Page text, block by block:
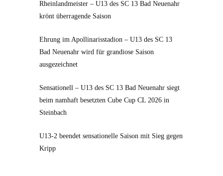
Rheinlandmeister – U13 des SC 13 Bad Neuenahr
krönt überragende Saison
Ehrung im Apollinarisstadion – U13 des SC 13
Bad Neuenahr wird für grandiose Saison
ausgezeichnet
Sensationell – U13 des SC 13 Bad Neuenahr siegt
beim namhaft besetzten Cube Cup CL 2026 in
Steinbach
U13-2 beendet sensationelle Saison mit Sieg gegen
Kripp